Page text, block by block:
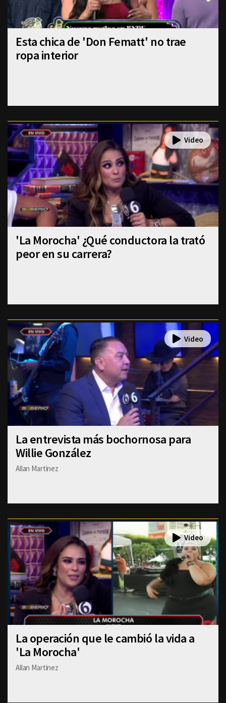
Esta chica de 'Don Fematt' no trae
ropa interior
'La Morocha' ¿Qué conductora la trató
peor en su carrera?
La entrevista más bochornosa para
Willie González
Allan Martinez
La operación que le cambió la vida a
'La Morocha'
Allan Martinez